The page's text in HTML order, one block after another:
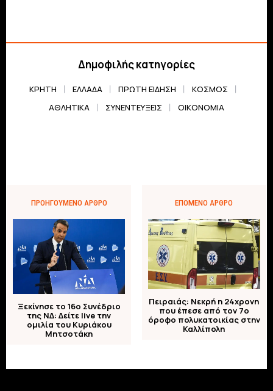
Δημοφιλής κατηγορίες
ΚΡΗΤΗ ΕΛΛΆΔΑ ΠΡΏΤΗ ΕΊΔΗΣΗ
ΚΌΣΜΟΣ
ΑΘΛΗΤΙΚΆ
ΣΥΝΕΝΤΕΎΞΕΙΣ ΟΙΚΟΝΟΜΊΑ
ΠΡΟΗΓΟΎΜΕΝΟ ΆΡΘΡΟ
Ξεκίνησε το 16ο Συνέδριο
της ΝΔ: Δείτε live την
ομιλία του Κυριάκου
Μητσοτάκη
ΕΠΌΜΕΝΟ ΆΡΘΡΟ
Πειραιάς: Νεκρή η 24χρονη
που έπεσε από τον 7ο
όροφο πολυκατοικίας στην
Καλλίπολη